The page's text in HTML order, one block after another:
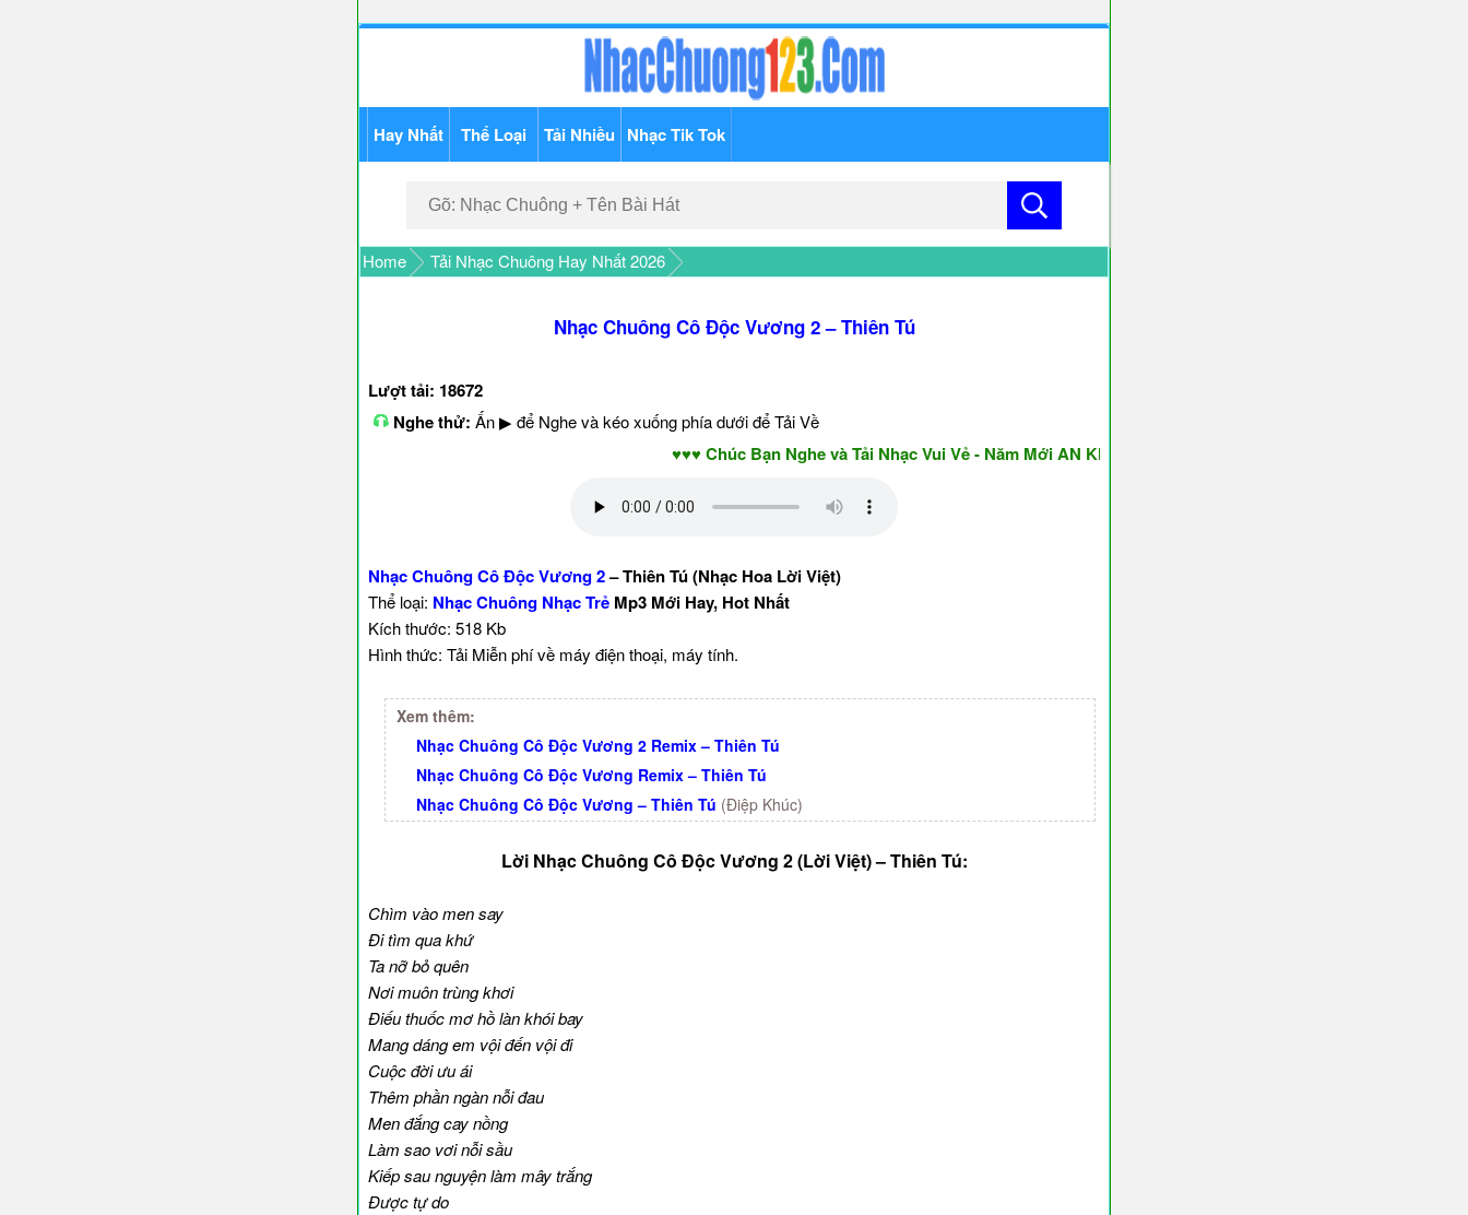
Hay Nhất Thể Loại Tải Nhiều Nhạc Tik Tok
Home Tải Nhạc Chuông Hay Nhất 2026
Nhạc Chuông Cô Độc Vương 2 – Thiên Tú
Lượt tải: 18672
Nghe thử: Ấn ▶ để Nghe và kéo xuống phía dưới để Tải Về
♥♥♥ Chúc Bạn Nghe và Tải Nhạc Vui Vẻ - Năm Mới AN KHANG & THỊNH VƯỢNG ♥♥♥
Nhạc Chuông Cô Độc Vương 2– Thiên Tú (Nhạc Hoa Lời Việt)
Thể loại: Nhạc Chuông Nhạc Trẻ Mp3 Mới Hay, Hot Nhất
Kích thước: 518 Kb
Hình thức: Tải Miễn phí về máy điện thoại, máy tính.
Xem thêm:
Nhạc Chuông Cô Độc Vương 2 Remix – Thiên Tú
Nhạc Chuông Cô Độc Vương Remix – Thiên Tú
Nhạc Chuông Cô Độc Vương – Thiên Tú (Điệp Khúc)
Lời Nhạc Chuông Cô Độc Vương 2 (Lời Việt) – Thiên Tú:
Chìm vào men say
Đi tìm qua khứ
Ta nỡ bỏ quên
Nơi muôn trùng khơi
Điếu thuốc mơ hồ làn khói bay
Mang dáng em vội đến vội đi
Cuộc đời ưu ái
Thêm phần ngàn nỗi đau
Men đắng cay nồng
Làm sao vơi nỗi sầu
Kiếp sau nguyện làm mây trắng
Được tự do